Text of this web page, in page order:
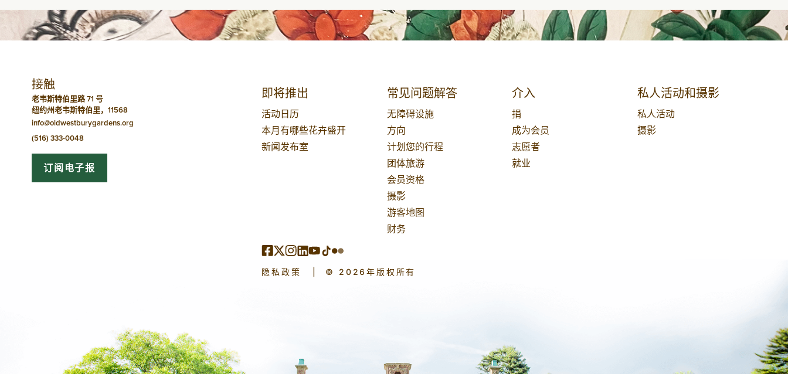
导
航
接触
老韦斯特伯里路 71 号
纽约州老韦斯特伯里，11568
info@oldwestburygardens.org
(516) 333-0048
订阅电子报
即将推出
活动日历
本月有哪些花卉盛开
新闻发布室
常见问题解答
无障碍设施
方向
计划您的行程
团体旅游
会员资格
摄影
游客地图
财务
介入
捐
成为会员
志愿者
就业
私人活动和摄影
私人活动
摄影
隐私政策 © 2026年版权所有